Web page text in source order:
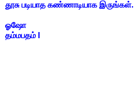
தூசு படியாத கண்ணாடியாக இருங்கள்.
ஓஷோ
தம்மபதம் I